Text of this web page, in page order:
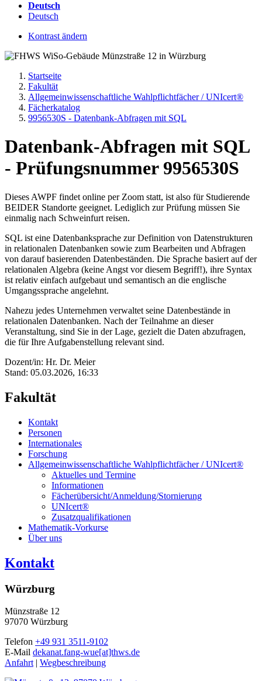
Deutsch
Deutsch
Kontrast ändern
Startseite
Fakultät
Allgemeinwissenschaftliche Wahlpflichtfächer / UNIcert®
Fächerkatalog
9956530S - Datenbank-Abfragen mit SQL
Datenbank-Abfragen mit SQL
- Prüfungsnummer 9956530S
Dieses AWPF findet online per Zoom statt, ist also für Studierende
BEIDER Standorte geeignet. Lediglich zur Prüfung müssen Sie
einmalig nach Schweinfurt reisen.
SQL ist eine Datenbanksprache zur Definition von Datenstrukturen
in relationalen Datenbanken sowie zum Bearbeiten und Abfragen
von darauf basierenden Datenbeständen. Die Sprache basiert auf der
relationalen Algebra (keine Angst vor diesem Begriff!), ihre Syntax
ist relativ einfach aufgebaut und semantisch an die englische
Umgangssprache angelehnt.
Nahezu jedes Unternehmen verwaltet seine Datenbestände in
relationalen Datenbanken. Nach der Teilnahme an dieser
Veranstaltung, sind Sie in der Lage, gezielt die Daten abzufragen,
die für Ihre Aufgabenstellung relevant sind.
Dozent/in: Hr. Dr. Meier
Stand: 05.03.2026, 16:33
Fakultät
Kontakt
Personen
Internationales
Forschung
Allgemeinwissenschaftliche Wahlpflichtfächer / UNIcert®
Aktuelles und Termine
Informationen
Fächerübersicht/Anmeldung/Stornierung
UNIcert®
Zusatzqualifikationen
Mathematik-Vorkurse
Über uns
Kontakt
Würzburg
Münzstraße 12
97070 Würzburg
Telefon +49 931 3511-9102
E-Mail dekanat.fang-wue[at]thws.de
Anfahrt | Wegbeschreibung